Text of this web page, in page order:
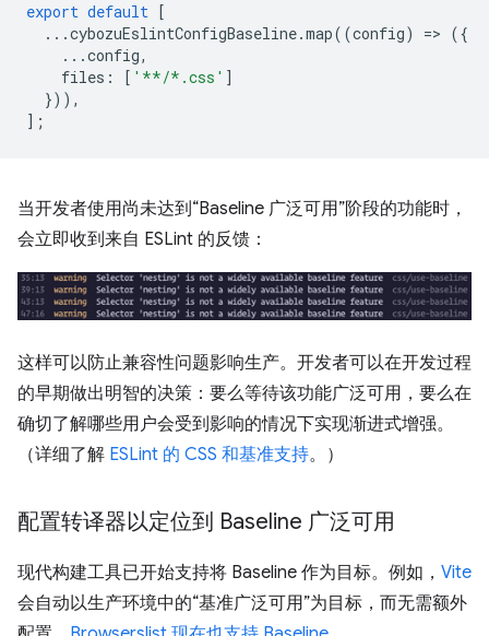
export default
[
...cybozuEslintConfigBaseline.map((config) => ({
...config,
files : [ '**/*.css' ]
})),
];
当开发者使用尚未达到“Baseline 广泛可用”阶段的功能时，
会立即收到来自 ESLint 的反馈：
这样可以防止兼容性问题影响生产。开发者可以在开发过程
的早期做出明智的决策：要么等待该功能广泛可用，要么在
确切了解哪些用户会受到影响的情况下实现渐进式增强。
（详细了解 ESLint 的 CSS 和基准支持。）
配置转译器以定位到 Baseline 广泛可用
现代构建工具已开始支持将 Baseline 作为目标。例如， Vite
会自动以生产环境中的“基准广泛可用”为目标，而无需额外